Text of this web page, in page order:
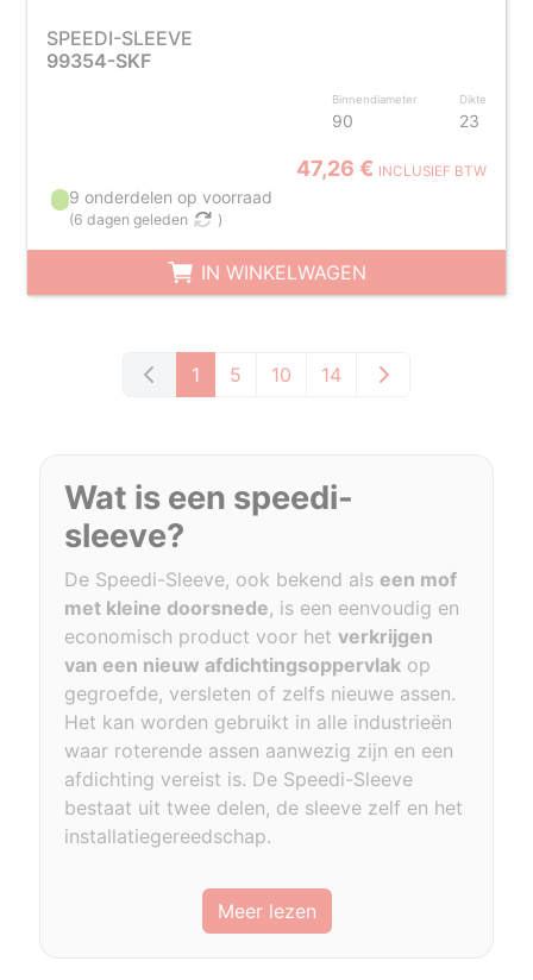
SPEEDI-SLEEVE
99354-SKF
Binnendiameter
90
Dikte
23
47,26 € INCLUSIEF BTW
9 onderdelen op voorraad
(6 dagen geleden )
IN WINKELWAGEN
1 5 10 14
Wat is een speedi-
sleeve?
De Speedi-Sleeve, ook bekend alseen mof
met kleine doorsnede, is een eenvoudig en
economisch product voor hetverkrijgen
van een nieuw afdichtingsoppervlak op
gegroefde, versleten of zelfs nieuwe assen.
Het kan worden gebruikt in alle industrieën
waar roterende assen aanwezig zijn en een
afdichting vereist is. De Speedi-Sleeve
bestaat uit twee delen, de sleeve zelf en het
installatiegereedschap.
Meer lezen